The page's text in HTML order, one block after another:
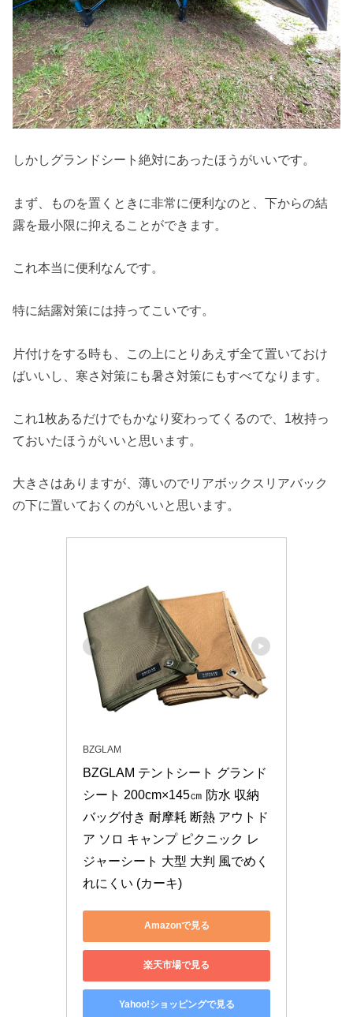
しかしグランドシート絶対にあったほうがいいです。
まず、ものを置くときに非常に便利なのと、下からの結
露を最小限に抑えることができます。
これ本当に便利なんです。
特に結露対策には持ってこいです。
片付けをする時も、この上にとりあえず全て置いておけ
ばいいし、寒さ対策にも暑さ対策にもすべてなります。
これ1枚あるだけでもかなり変わってくるので、1枚持っ
ておいたほうがいいと思います。
大きさはありますが、薄いのでリアボックスリアバック
の下に置いておくのがいいと思います。
BZGLAM
BZGLAM テントシート グランド
シート 200cm×145㎝ 防水 収納
バッグ付き 耐摩耗 断熱 アウトド
ア ソロ キャンプ ピクニック レ
ジャーシート 大型 大判 風でめく
れにくい (カーキ)
Amazonで見る
楽天市場で見る
Yahoo!ショッピングで見る